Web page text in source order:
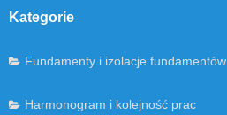
Kategorie
Fundamenty i izolacje fundamentów
Harmonogram i kolejność prac